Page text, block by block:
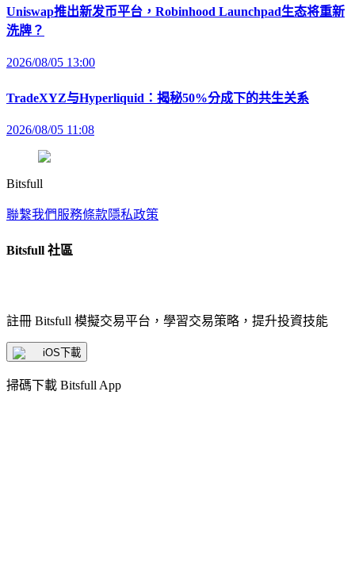
Uniswap推出新发币平台，Robinhood Launchpad生态将重新
洗牌？
2026/08/05 13:00
TradeXYZ与Hyperliquid：揭秘50%分成下的共生关系
2026/08/05 11:08
Bitsfull
聯繫我們服務條款隱私政策
Bitsfull 社區
註冊 Bitsfull 模擬交易平台，學習交易策略，提升投資技能
iOS下載
掃碼下載 Bitsfull App